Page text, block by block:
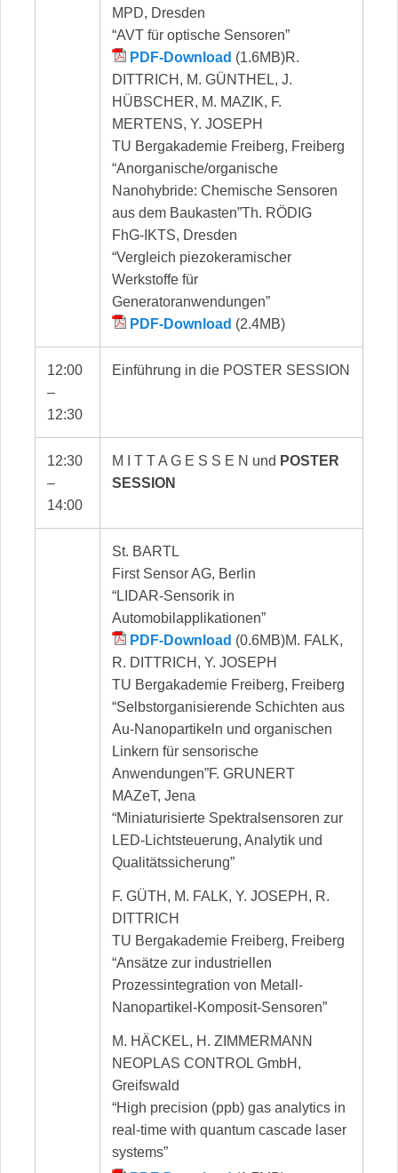
MPD, Dresden
“AVT für optische Sensoren”
PDF-Download (1.6MB)R.
DITTRICH, M. GÜNTHEL, J.
HÜBSCHER, M. MAZIK, F.
MERTENS, Y. JOSEPH
TU Bergakademie Freiberg, Freiberg
“Anorganische/organische
Nanohybride: Chemische Sensoren
aus dem Baukasten”Th. RÖDIG
FhG-IKTS, Dresden
“Vergleich piezokeramischer
Werkstoffe für
Generatoranwendungen”
PDF-Download (2.4MB)
12:00
–
12:30
Einführung in die POSTER SESSION
12:30
–
14:00
M I T T A G E S S E N und POSTER
SESSION
St. BARTL
First Sensor AG, Berlin
“LIDAR-Sensorik in
Automobilapplikationen”
PDF-Download (0.6MB)M. FALK,
R. DITTRICH, Y. JOSEPH
TU Bergakademie Freiberg, Freiberg
“Selbstorganisierende Schichten aus
Au-Nanopartikeln und organischen
Linkern für sensorische
Anwendungen”F. GRUNERT
MAZeT, Jena
“Miniaturisierte Spektralsensoren zur
LED-Lichtsteuerung, Analytik und
Qualitätssicherung”
F. GÜTH, M. FALK, Y. JOSEPH, R.
DITTRICH
TU Bergakademie Freiberg, Freiberg
“Ansätze zur industriellen
Prozessintegration von Metall-
Nanopartikel-Komposit-Sensoren”
M. HÄCKEL, H. ZIMMERMANN
NEOPLAS CONTROL GmbH,
Greifswald
“High precision (ppb) gas analytics in
real-time with quantum cascade laser
systems”